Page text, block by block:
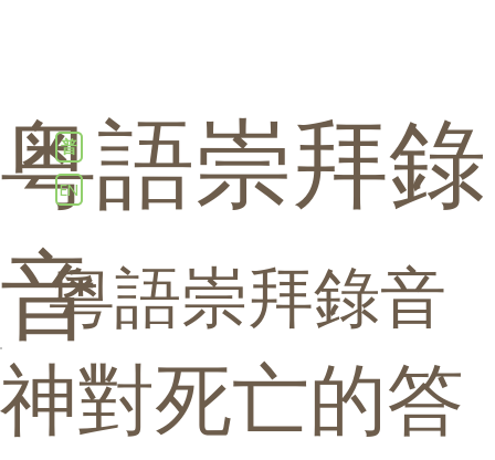
普
EN
粤語崇拜錄
音
神對死亡的答
粵語崇拜錄音